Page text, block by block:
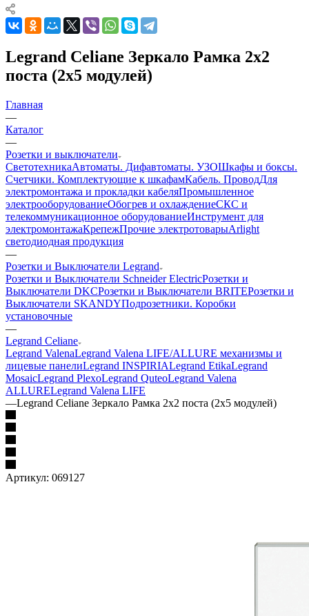
Legrand Celiane Зеркало Рамка 2х2
поста (2х5 модулей)
Главная
—
Каталог
—
Розетки и выключатели
СветотехникаАвтоматы. Дифавтоматы. УЗОШкафы и боксы.
Счетчики. Комплектующие к шкафамКабель. ПроводДля
электромонтажа и прокладки кабеляПромышленное
электрооборудованиеОбогрев и охлаждениеСКС и
телекоммуникационное оборудованиеИнструмент для
электромонтажаКрепежПрочие электротоварыArlight
светодиодная продукция
—
Розетки и Выключатели Legrand
Розетки и Выключатели Schneider ElectricРозетки и
Выключатели DKCРозетки и Выключатели BRITEРозетки и
Выключатели SKANDYПодрозетники. Коробки
установочные
—
Legrand Celiane
Legrand ValenaLegrand Valena LIFE/ALLURE механизмы и
лицевые панелиLegrand INSPIRIALegrand EtikaLegrand
MosaicLegrand PlexoLegrand QuteoLegrand Valena
ALLURELegrand Valena LIFE
—Legrand Celiane Зеркало Рамка 2х2 поста (2х5 модулей)
Артикул: 069127